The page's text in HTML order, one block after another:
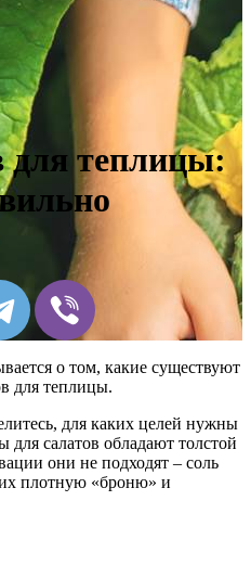
для теплицы:
о том, какие существуют
для теплицы.
для каких целей нужны
салатов обладают толстой
они не подходят – соль
плотную «броню» и